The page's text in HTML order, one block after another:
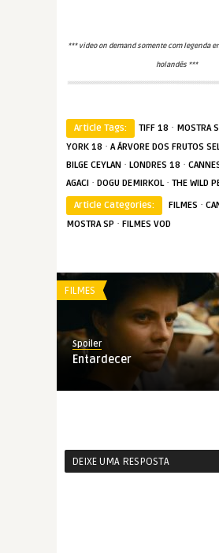
*** video on demand somente com legenda
holandês ***
Article Tags: TIFF 18 · MOSTRA
YORK 18 · A ÁRVORE DOS FRUTOS
BILGE CEYLAN · LONDRES 18 ·
AGACI · DOGU DEMIRKOL· THE WILD
Article Categories:
FILMES ·
MOSTRA SP · FILMES VOD
FILMES
Spoiler
Entardecer
DEIXE UMA RESPOSTA